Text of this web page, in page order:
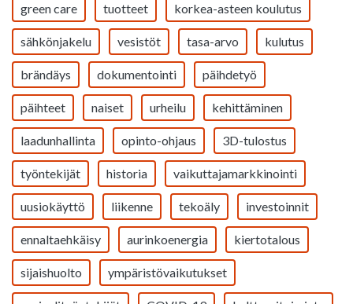
green care tuotteet korkea-asteen koulutus
sähkönjakelu vesistöt tasa-arvo kulutus
brändäys dokumentointi päihdetyö
päihteet naiset urheilu kehittäminen
laadunhallinta opinto-ohjaus 3D-tulostus
työntekijät historia vaikuttajamarkkinointi
uusiokäyttö liikenne tekoäly investoinnit
ennaltaehkäisy aurinkoenergia kiertotalous
sijaishuolto ympäristövaikutukset